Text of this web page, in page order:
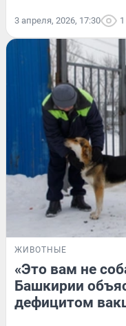
3 апреля, 2026, 17:30
ЖИВОТНЫЕ
«Это вам не
Башкирии
дефицитом